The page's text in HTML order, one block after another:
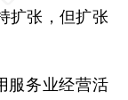
扩张，但扩张
务业经营活